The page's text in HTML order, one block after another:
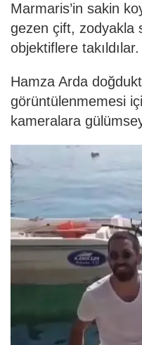
Marmaris’in sakin
gezen çift, zodyakla
objektiflere takıldılar.
Hamza Arda
görüntülenmemesi
kameralara